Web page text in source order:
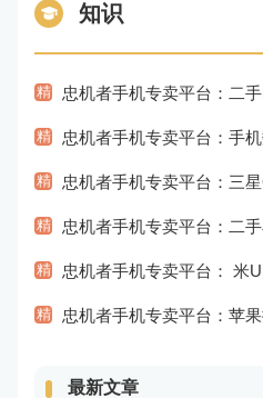
知识
精 忠机者手机专卖平台：二手
精 忠机者手机专卖平台：手
精 忠机者手机专卖平台：三星
精 忠机者手机专卖平台：二手小
精 忠机者手机专卖平台： 米
精 忠机者手机专卖平台：苹果
最新文章